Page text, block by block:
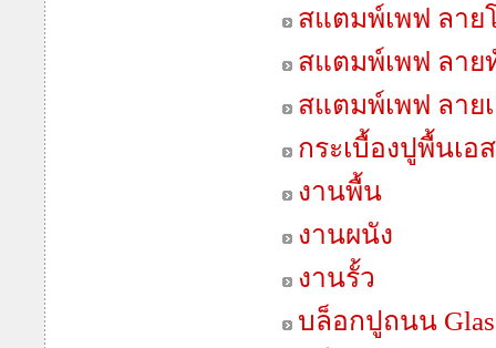
สแตมพ์เพฟ ลาย
สแตมพ์เพฟ ลา
สแตมพ์เพฟ ลาย
กระเบื้องปูพื้นเ
งานพื้น
งานผนัง
งานรั้ว
บล็อกปูถนน